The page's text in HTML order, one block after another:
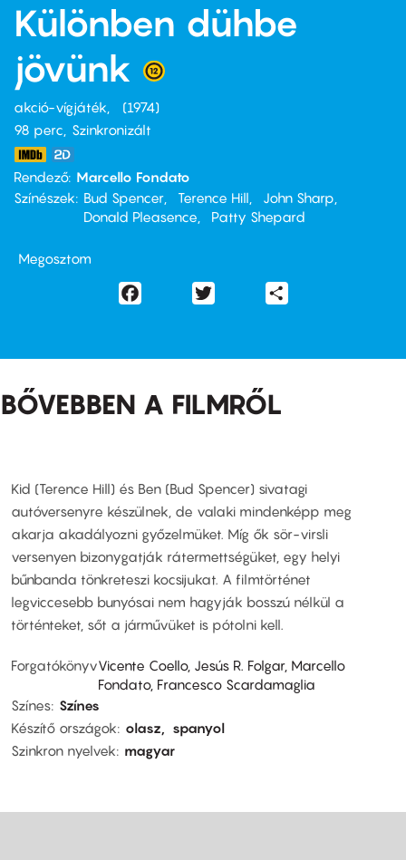
Különben dühbe
jövünk
akció-vígjáték
1974
98 perc,
Szinkronizált
Rendező Marcello Fondato
Színészek
Bud Spencer Terence Hill
John Sharp
Donald Pleasence
Patty Shepard
Megosztom
Facebook
BŐVEBBEN A FILMRŐL
Kid (Terence Hill) és Ben (Bud Spencer) sivatagi
autóversenyre készülnek, de valaki mindenképp meg
akarja akadályozni győzelmüket. Míg ők sör-virsli
versenyen bizonygatják rátermettségüket, egy helyi
bűnbanda tönkreteszi kocsijukat. A filmtörténet
legviccesebb bunyósai nem hagyják bosszú nélkül a
történteket, sőt a járművüket is pótolni kell.
ForgatókönyvVicente Coello, Jesús R. Folgar, Marcello
Fondato, Francesco Scardamaglia
Színes Színes
Készítő országok
olasz
spanyol
Szinkron nyelvek
magyar